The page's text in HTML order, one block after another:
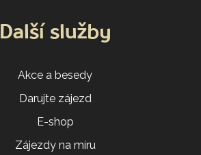
Další služby
Akce a besedy
Darujte zájezd
E-shop
Zájezdy na míru